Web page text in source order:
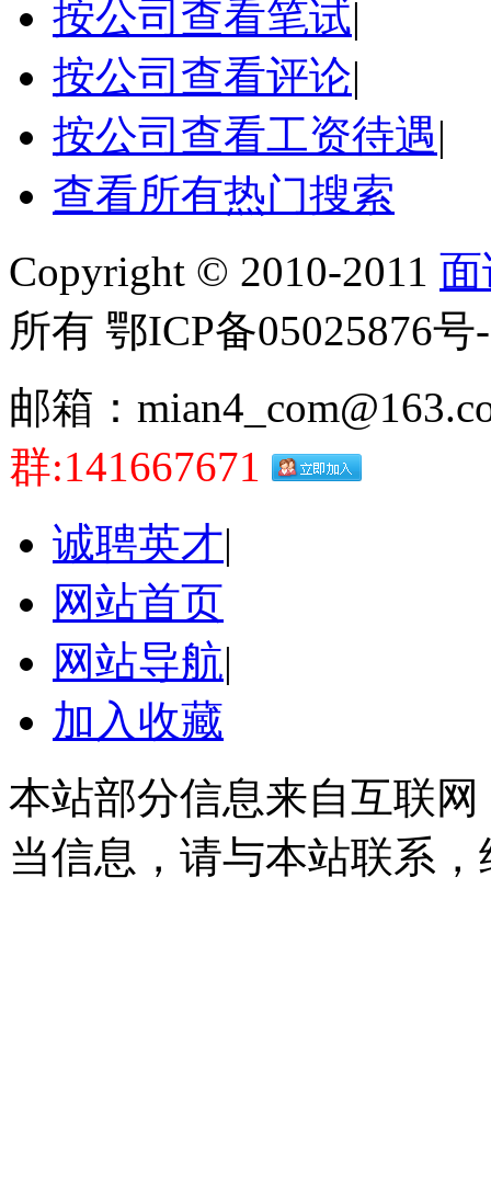
按公司查看笔试|
按公司查看评论|
按公司查看工资待遇|
查看所有热门搜索
Copyright © 2010-2011
所有 鄂ICP备05025876号
邮箱：
群:141667671
诚聘英才|
网站首页
网站导航|
加入收藏
本站部分信息来自互联
当信息，请与本站联系